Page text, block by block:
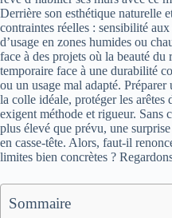
Derrière son esthétique naturelle
contraintes réelles : sensibilité
d’usage en zones humides ou
face à des projets où la beauté
temporaire face à une durabilité
ou un usage mal adapté.
la colle idéale, protéger les arêtes
exigent méthode et rigueur. Sans
plus élevé que prévu, une
en casse-tête. Alors, faut-il
limites bien concrètes ?
Sommaire